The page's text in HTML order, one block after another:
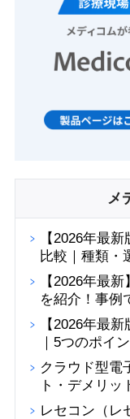
メ
【2026年最
比較｜種類・
【2026年最
を紹介！事例
【2026年最
｜5つのポイ
クラウド型電
ト・デメリッ
レセコン（レ